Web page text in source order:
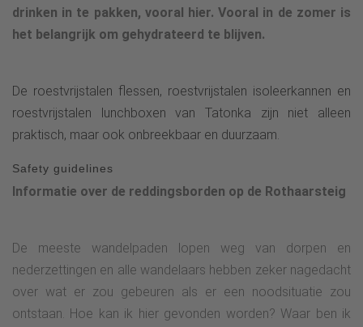
drinken in te pakken, vooral hier. Vooral in de zomer is
het belangrijk om gehydrateerd te blijven.
De roestvrijstalen flessen, roestvrijstalen isoleerkannen en
roestvrijstalen lunchboxen van Tatonka zijn niet alleen
praktisch, maar ook onbreekbaar en duurzaam.
Safety guidelines
Informatie over de reddingsborden op de Rothaarsteig
De meeste wandelpaden lopen weg van dorpen en
nederzettingen en alle wandelaars hebben zeker nagedacht
over wat er zou gebeuren als er een noodsituatie zou
ontstaan. Hoe kan ik hier gevonden worden? Waar ben ik